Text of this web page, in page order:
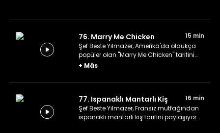
76. Marry Me Chicken
15 min
Şef Beste Yılmazer, Amerika'da oldukça
popüler olan "Marry Me Chicken" tarifini
paylaşıyor.
+ Más
77. Ispanaklı Mantarlı Kiş
16 min
Şef Beste Yılmazer, Fransız mutfağından
ıspanaklı mantarlı kiş tarifini paylaşıyor.